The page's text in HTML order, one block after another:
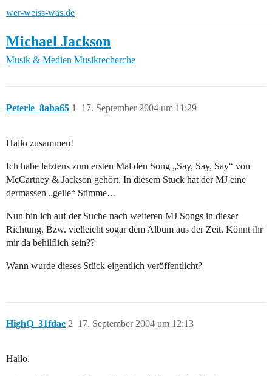
wer-weiss-was.de
Michael Jackson
Musik & Medien Musikrecherche
Peterle_8aba65 17. September 2004 um 11:29
1
Hallo zusammen!
Ich habe letztens zum ersten Mal den Song „Say, Say, Say“ von
McCartney & Jackson gehört. In diesem Stück hat der MJ eine
dermassen „geile“ Stimme…
Nun bin ich auf der Suche nach weiteren MJ Songs in dieser
Richtung. Bzw. vielleicht sogar dem Album aus der Zeit. Könnt ihr
mir da behilflich sein??
Wann wurde dieses Stück eigentlich veröffentlicht?
HighQ_31fdae 17. September 2004 um 12:13
2
Hallo,